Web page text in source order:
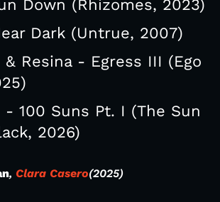
Down (Rhizomes, 2023)
Dark (Untrue, 2007)
& Resina - Egress III (Ego
- 100 Suns Pt. I (The Sun
2026)
, Clara Casero(2025)